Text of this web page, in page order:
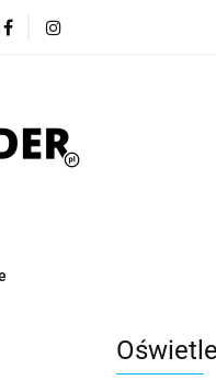
Akcesoria motocyklowe